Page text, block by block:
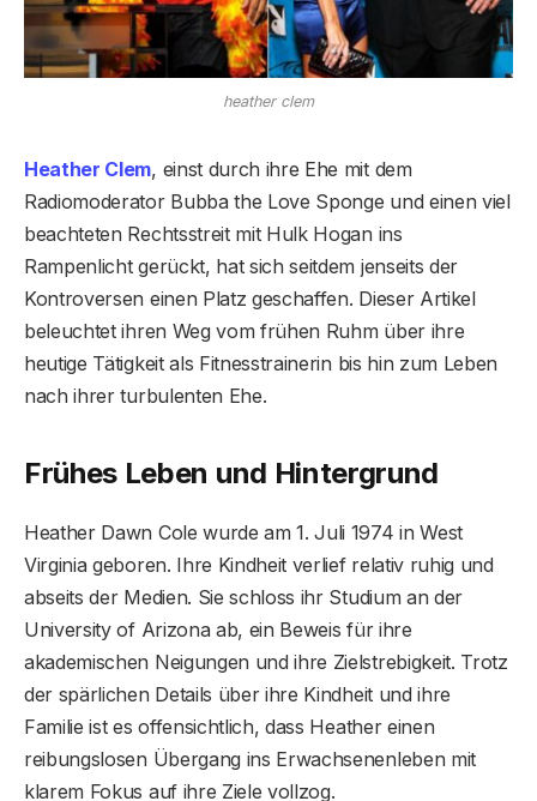
heather clem
Heather Clem, einst durch ihre Ehe mit dem
Radiomoderator Bubba the Love Sponge und einen viel
beachteten Rechtsstreit mit Hulk Hogan ins
Rampenlicht gerückt, hat sich seitdem jenseits der
Kontroversen einen Platz geschaffen. Dieser Artikel
beleuchtet ihren Weg vom frühen Ruhm über ihre
heutige Tätigkeit als Fitnesstrainerin bis hin zum Leben
nach ihrer turbulenten Ehe.
Frühes Leben und Hintergrund
Heather Dawn Cole wurde am 1. Juli 1974 in West
Virginia geboren. Ihre Kindheit verlief relativ ruhig und
abseits der Medien. Sie schloss ihr Studium an der
University of Arizona ab, ein Beweis für ihre
akademischen Neigungen und ihre Zielstrebigkeit. Trotz
der spärlichen Details über ihre Kindheit und ihre
Familie ist es offensichtlich, dass Heather einen
reibungslosen Übergang ins Erwachsenenleben mit
klarem Fokus auf ihre Ziele vollzog.